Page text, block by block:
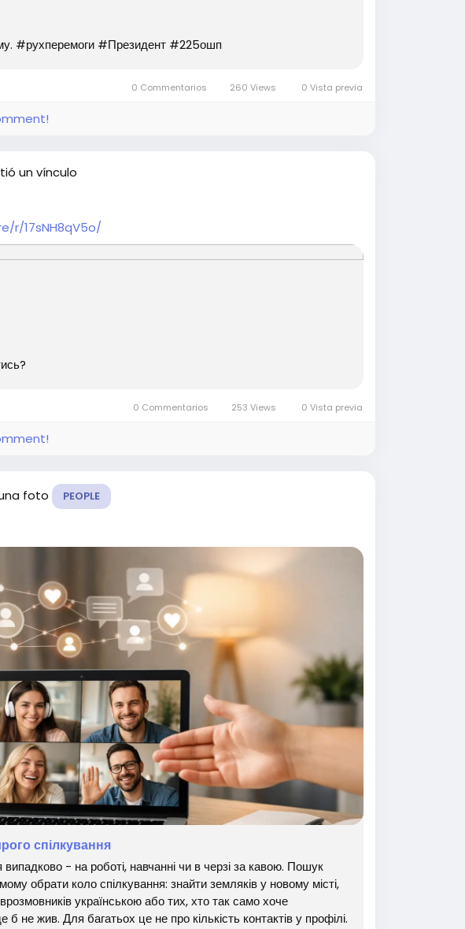
#рухперемоги #Президент #225ошп
0 Commentarios 260 Views 0 Vista previa
un vínculo
r/17sNH8qV5o/
0 Commentarios 253 Views 0 Vista previa
foto PEOPLE
спілкування
випадково - на роботі, навчанні чи в черзі за кавою. Пошук
обрати коло спілкування: знайти земляків у новому місті,
українською або тих, хто так само хоче
не жив. Для багатьох це не про кількість контактів у профілі.